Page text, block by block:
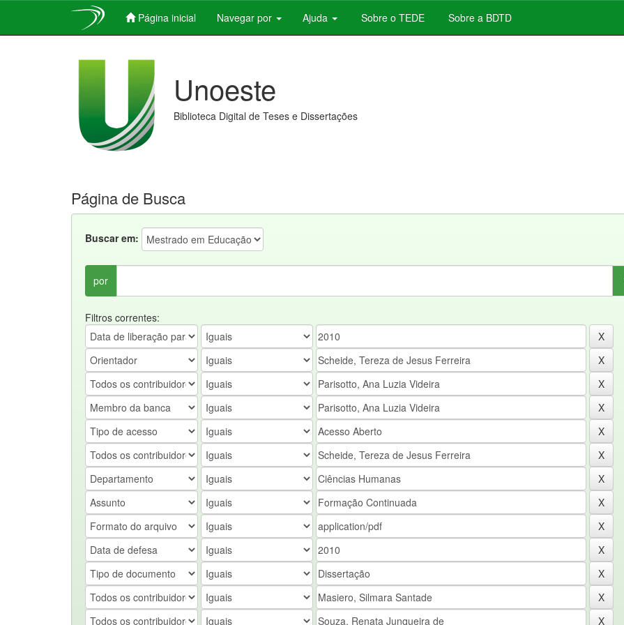
Página inicial Navegar por Ajuda Sobre o TEDE Sobre a BDTD
Unoeste
Biblioteca Digital de Teses e Dissertações
Página de Busca
Buscar em:
por
Filtros correntes: